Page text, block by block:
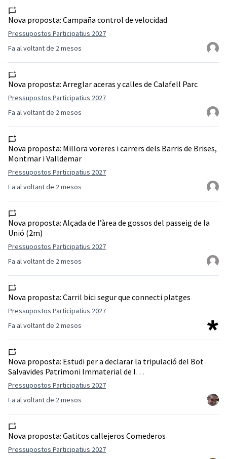
Fa al voltant de 2 mesos
Nova proposta: Campaña control de velocidad
Pressupostos Participatius 2027
Fa al voltant de 2 mesos
Nova proposta: Arreglar aceras y calles de Calafell Parc
Pressupostos Participatius 2027
Fa al voltant de 2 mesos
Nova proposta: Millora voreres i carrers dels Barris de Brises,
Montmar i Valldemar
Pressupostos Participatius 2027
Fa al voltant de 2 mesos
Nova proposta: Alçada de l’àrea de gossos del passeig de la
Unió (2m)
Pressupostos Participatius 2027
Fa al voltant de 2 mesos
Nova proposta: Carril bici segur que connecti platges
Pressupostos Participatius 2027
Fa al voltant de 2 mesos
Nova proposta: Estudi per a declarar la tripulació del Bot
Salvavides Patrimoni Immaterial de l…
Pressupostos Participatius 2027
Nova proposta: Gatitos callejeros Comederos
Pressupostos Participatius 2027